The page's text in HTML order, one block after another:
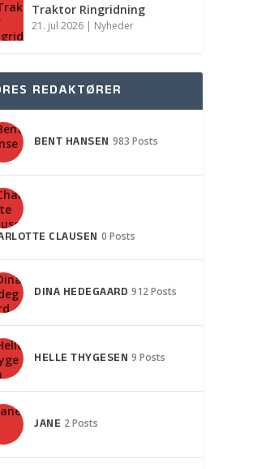
Traktor Ringridning
21. jul 2026 | Nyheder
REDAKTØRER
BENT HANSEN 983 Posts
CLAUSEN 0 Posts
DINA HEDEGAARD 912 Posts
HELLE THYGESEN 9 Posts
JANE 2 Posts